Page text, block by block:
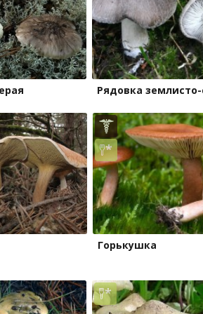
Рядовка землисто-
Горькушка